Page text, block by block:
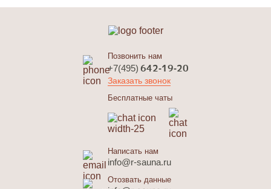
Позвонить нам
+7(495) 642-19-20
Заказать звонок
Бесплатные чаты
Написать нам
info@r-sauna.ru
Отозвать данные